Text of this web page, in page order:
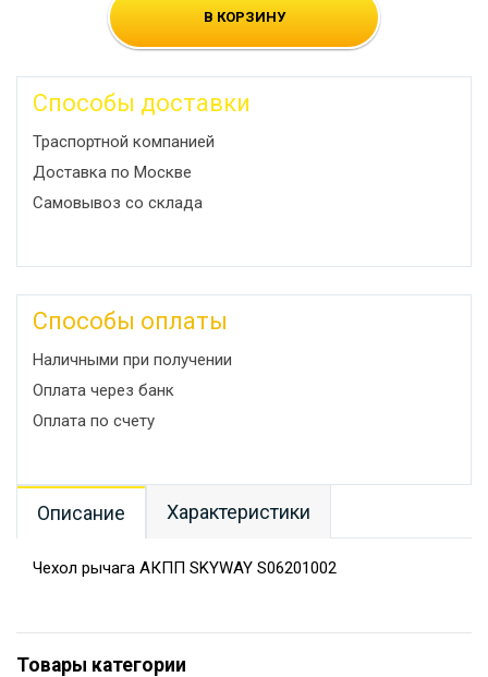
В КОРЗИНУ
Способы доставки
Траспортной компанией
Доставка по Москве
Самовывоз со склада
Способы оплаты
Наличными при получении
Оплата через банк
Оплата по счету
Описание Характеристики
Чехол рычага АКПП SKYWAY S06201002
Товары категории